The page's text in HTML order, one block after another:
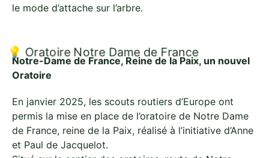
le mode d’attache sur l’arbre.
💡 Oratoire Notre Dame de France
Notre-Dame de France, Reine de la Paix, un nouvel
Oratoire
En janvier 2025, les scouts routiers d’Europe ont
permis la mise en place de l’oratoire de Notre Dame
de France, reine de la Paix, réalisé à l’initiative d’Anne
et Paul de Jacquelot.